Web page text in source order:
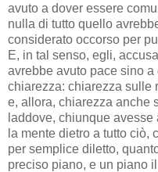
avuto a dover essere
nulla di tutto quello
considerato occorso per
E, in tal senso, egli,
avrebbe avuto pace sino
chiarezza: chiarezza sulle
e, allora, chiarezza anche
laddove, chiunque
la mente dietro a tutto ciò,
per semplice diletto,
preciso piano, e un piano